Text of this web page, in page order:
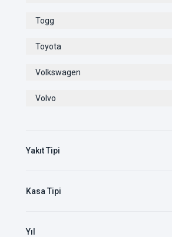
Togg
Toyota
Volkswagen
Volvo
Yakıt Tipi
Kasa Tipi
Yıl